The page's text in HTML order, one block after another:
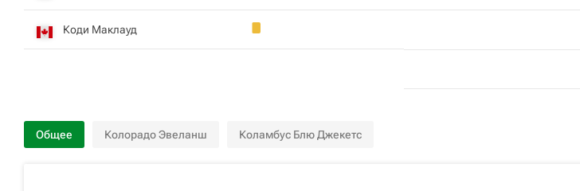
Коди Маклауд
Общее Колорадо Эвеланш Коламбус Блю Джекетс